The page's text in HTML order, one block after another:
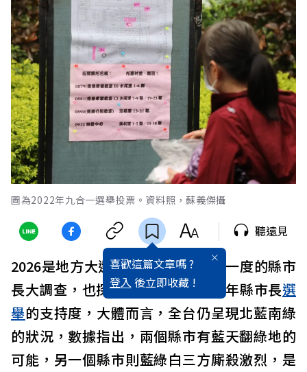
圖為2022年九合一選舉投票。資料照，蘇義傑攝
喜歡這篇文章嗎 ?
登入 後立即收藏 !
聽遠見
2026是地方大選年，《遠見》一年一度的縣市
長大調查，也探詢22縣市民眾對今年縣市長選
舉的支持度，大體而言，全台仍呈現北藍南綠
的狀況，數據指出，兩個縣市有藍天翻綠地的
可能，另一個縣市則藍綠白三方廝殺激烈，是